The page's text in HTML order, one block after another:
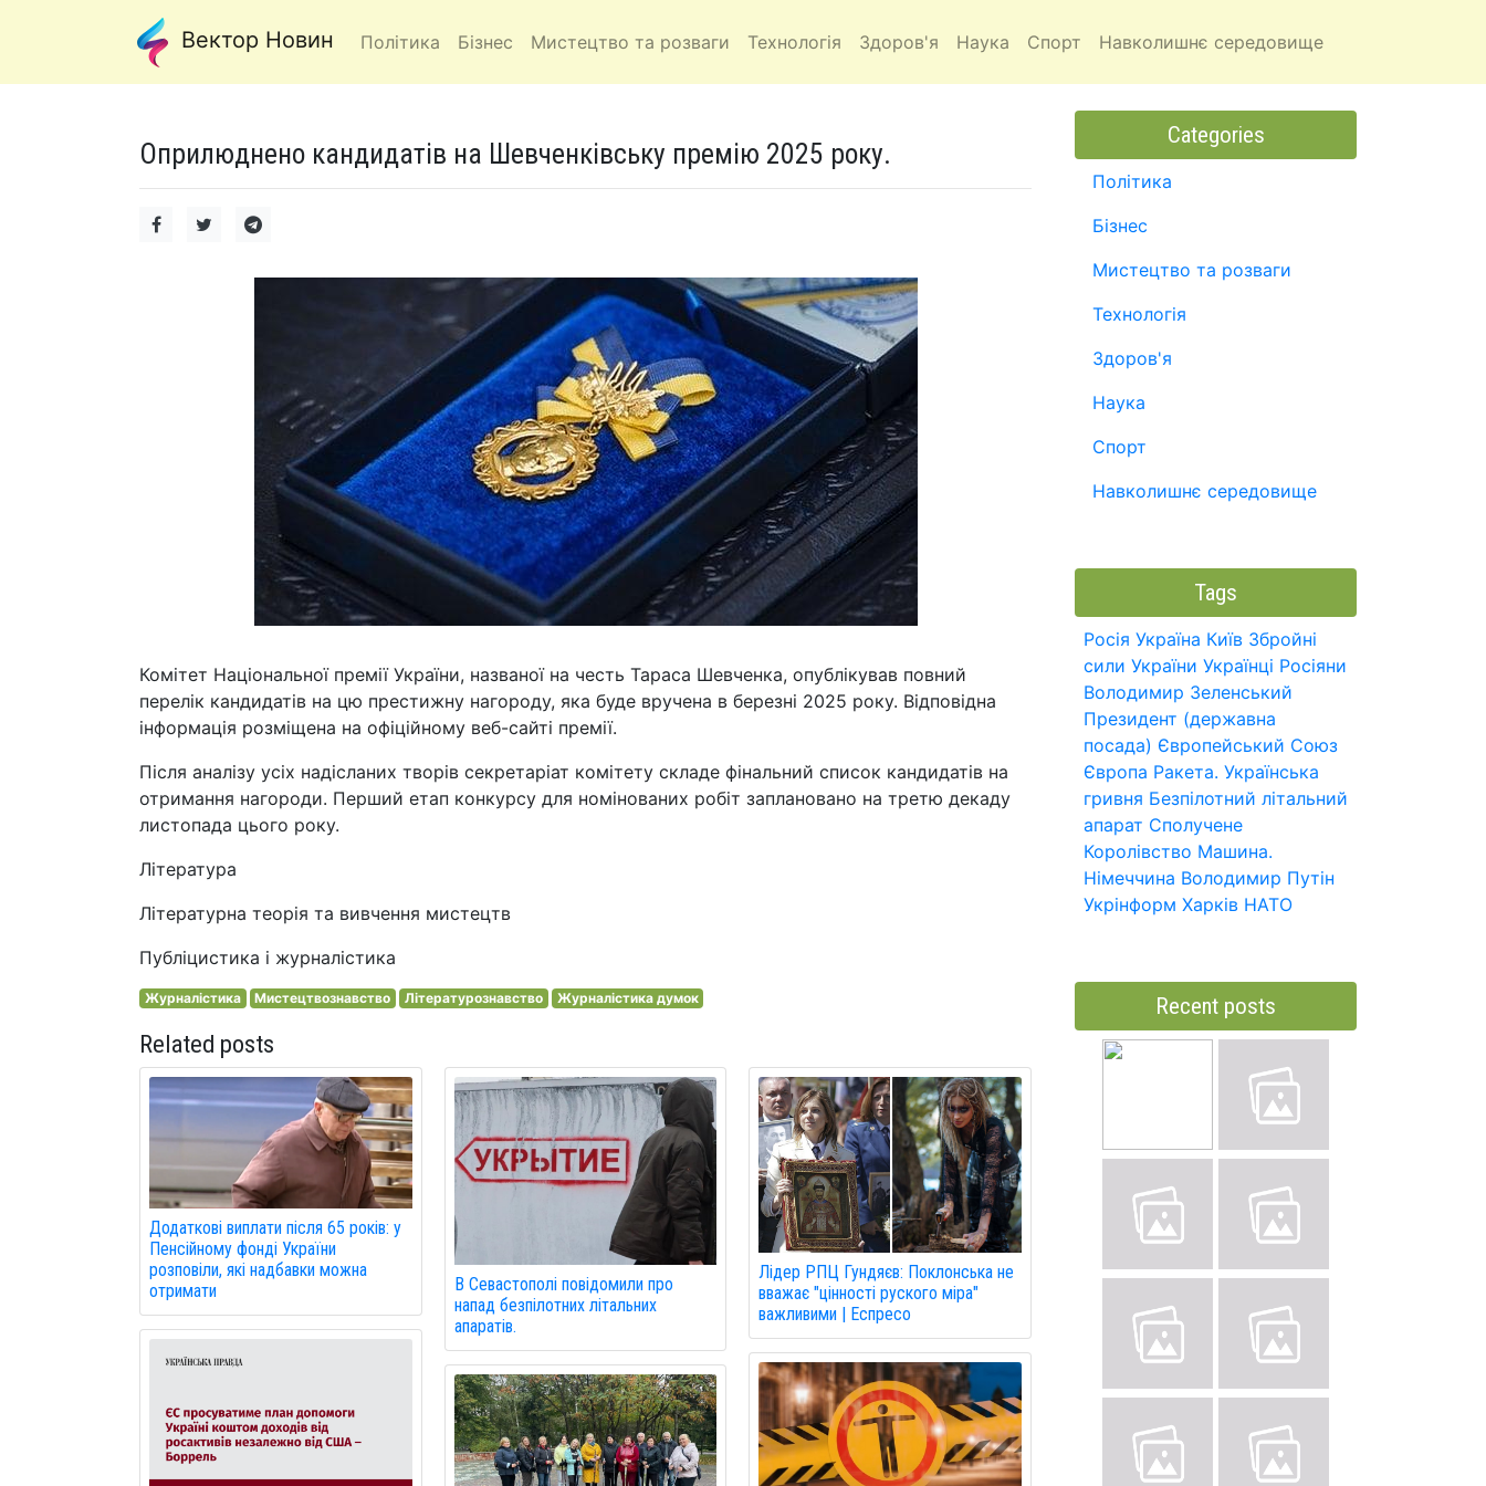
Вектор Новин Політика Бізнес Мистецтво та розваги Технологія Здоров'я Наука Спорт Навколишнє середовище
Оприлюднено кандидатів на Шевченківську премію 2025 року.
Комітет Національної премії України, названої на честь Тараса Шевченка, опублікував повний
перелік кандидатів на цю престижну нагороду, яка буде вручена в березні 2025 року. Відповідна
інформація розміщена на офіційному веб-сайті премії.
Після аналізу усіх надісланих творів секретаріат комітету складе фінальний список кандидатів на
отримання нагороди. Перший етап конкурсу для номінованих робіт заплановано на третю декаду
листопада цього року.
Література
Літературна теорія та вивчення мистецтв
Публіцистика і журналістика
Журналістика Мистецтвознавство Літературознавство Журналістика думок
Related posts
Додаткові виплати після 65 років: у
Пенсійному фонді України
розповіли, які надбавки можна
отримати
В Севастополі повідомили про
напад безпілотних літальних
апаратів.
Лідер РПЦ Гундяєв: Поклонська не
вважає "цінності руского міра"
важливими | Еспресо
Categories
Політика
Бізнес
Мистецтво та розваги
Технологія
Здоров'я
Наука
Спорт
Навколишнє середовище
Tags
Росія Україна Київ Збройні
сили України Українці Росіяни
Володимир Зеленський
Президент (державна
посада) Європейський Союз
Європа Ракета. Українська
гривня Безпілотний літальний
апарат Сполучене
Королівство Машина.
Німеччина Володимир Путін
Укрінформ Харків НАТО
Recent posts